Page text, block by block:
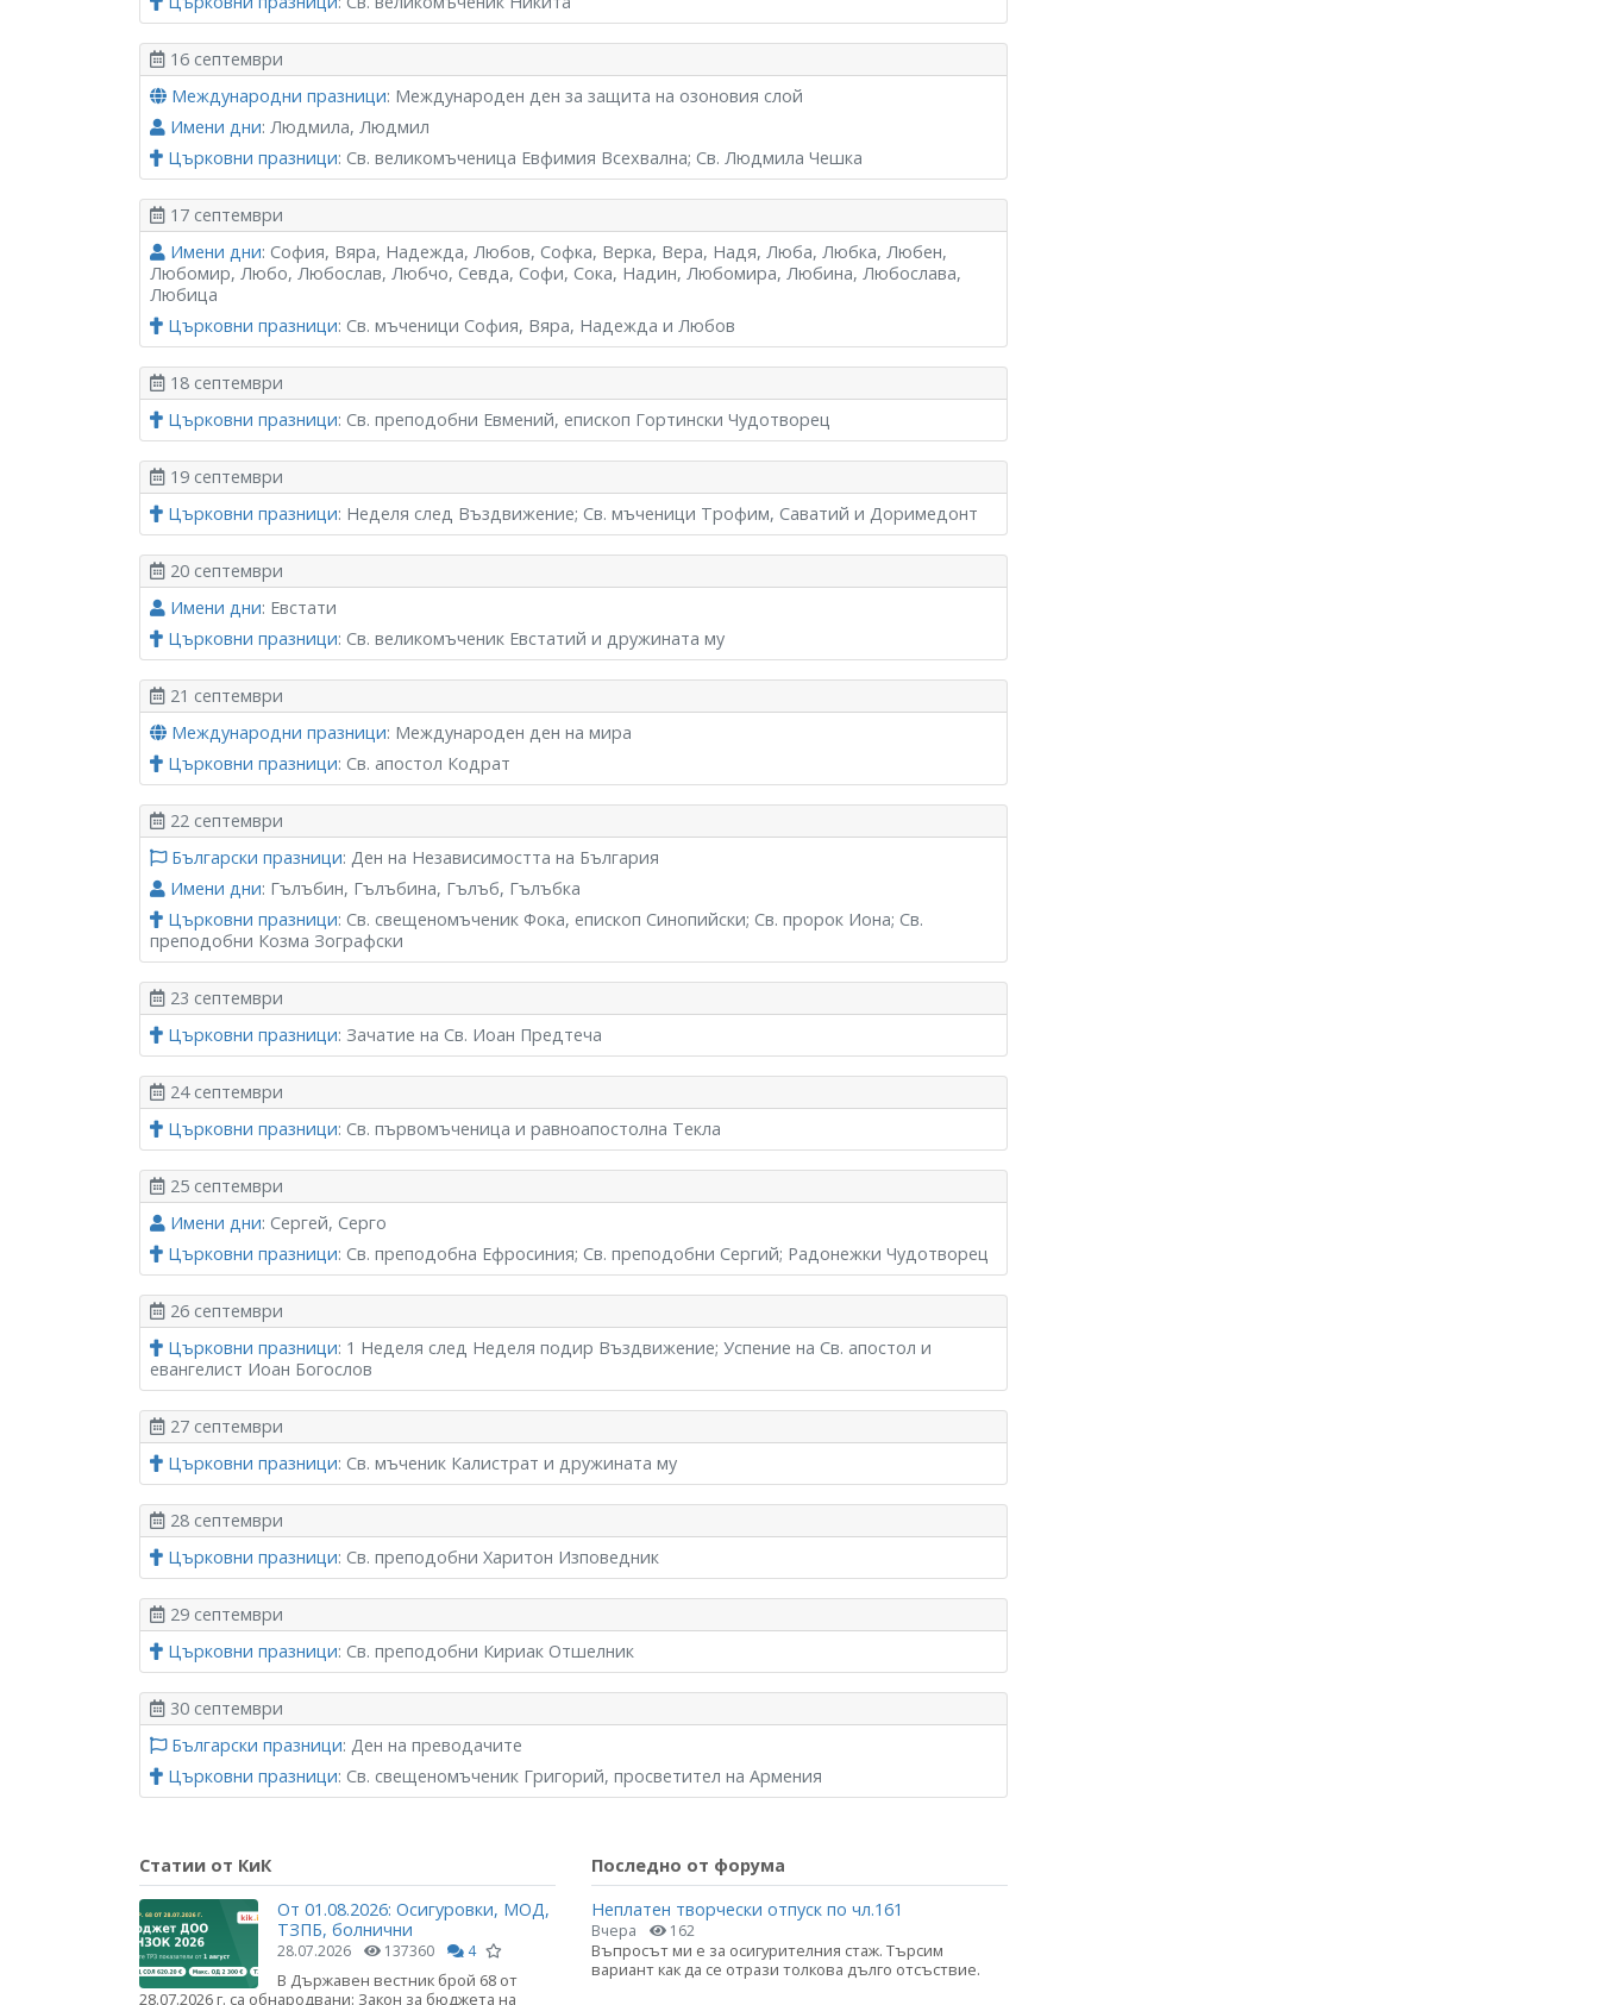
16 септември
Международни празници: Международен ден за защита на озоновия слой
Имени дни: Людмила, Людмил
Църковни празници: Св. великомъченица Евфимия Всехвална; Св. Людмила Чешка
17 септември
Имени дни: София, Вяра, Надежда, Любов, Софка, Верка, Вера, Надя, Люба, Любка, Любен,
Любомир, Любо, Любослав, Любчо, Севда, Софи, Сока, Надин, Любомира, Любина, Любослава,
Любица
Църковни празници: Св. мъченици София, Вяра, Надежда и Любов
18 септември
Църковни празници: Св. преподобни Евмений, епископ Гортински Чудотворец
19 септември
Църковни празници: Неделя след Въздвижение; Св. мъченици Трофим, Саватий и Доримедонт
20 септември
Имени дни: Евстати
Църковни празници: Св. великомъченик Евстатий и дружината му
21 септември
Международни празници: Международен ден на мира
Църковни празници: Св. апостол Кодрат
22 септември
Български празници: Ден на Независимостта на България
Имени дни: Гълъбин, Гълъбина, Гълъб, Гълъбка
Църковни празници: Св. свещеномъченик Фока, епископ Синопийски; Св. пророк Иона; Св.
преподобни Козма Зографски
23 септември
Църковни празници: Зачатие на Св. Иоан Предтеча
24 септември
Църковни празници: Св. първомъченица и равноапостолна Текла
25 септември
Имени дни: Сергей, Серго
Църковни празници: Св. преподобна Ефросиния; Св. преподобни Сергий; Радонежки Чудотворец
26 септември
Църковни празници: 1 Неделя след Неделя подир Въздвижение; Успение на Св. апостол и
евангелист Иоан Богослов
27 септември
Църковни празници: Св. мъченик Калистрат и дружината му
28 септември
Църковни празници: Св. преподобни Харитон Изповедник
29 септември
Църковни празници: Св. преподобни Кириак Отшелник
30 септември
Български празници: Ден на преводачите
Църковни празници: Св. свещеномъченик Григорий, просветител на Армения
Статии от КиК
От 01.08.2026: Осигуровки, МОД,
ТЗПБ, болнични
28.07.2026 137360 4
В Държавен вестник брой 68 от
28.07.2026 г. са обнародвани: Закон за бюджета на
Последно от форума
Неплатен творчески отпуск по чл.161
Вчера 162
Въпросът ми е за осигурителния стаж. Търсим
вариант как да се отрази толкова дълго отсъствие.